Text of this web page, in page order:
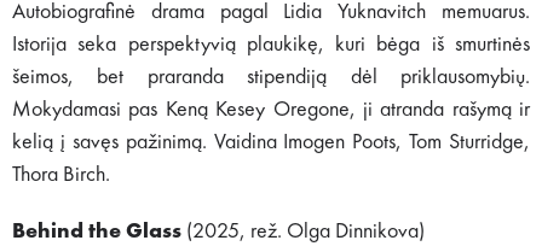
Autobiografinė drama pagal Lidia Yuknavitch memuarus.
Istorija seka perspektyvią plaukikę, kuri bėga iš smurtinės
šeimos, bet praranda stipendiją dėl priklausomybių.
Mokydamasi pas Keną Kesey Oregone, ji atranda rašymą ir
kelią į savęs pažinimą. Vaidina Imogen Poots, Tom Sturridge,
Thora Birch.
Behind the Glass (2025, rež. Olga Dinnikova)